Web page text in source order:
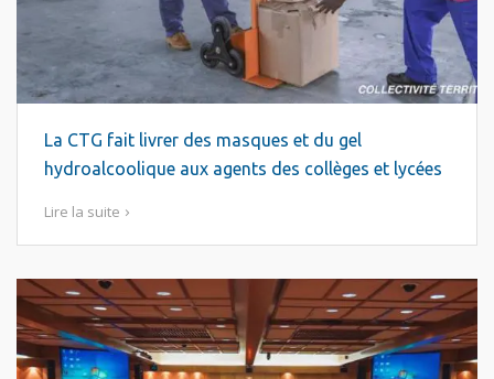
La CTG fait livrer des masques et du gel
hydroalcoolique aux agents des collèges et lycées
Lire la suite